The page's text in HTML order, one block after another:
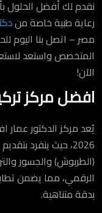
نقدم لك أفضل الحلول
رعاية طبية خاصة من
مصر – اتصل بنا اليوم
المتخصص واستعد
الآن!
افضل مركز
يُعد مركز الدكتور
2026، حيث ينفرد
(الطربوش) والجسور
الرقمي، مما يضمن
بدقة متناهية.